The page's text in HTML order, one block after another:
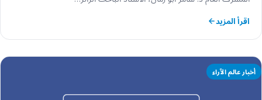
اقرأ المزيد
أخبار عالم الآراء